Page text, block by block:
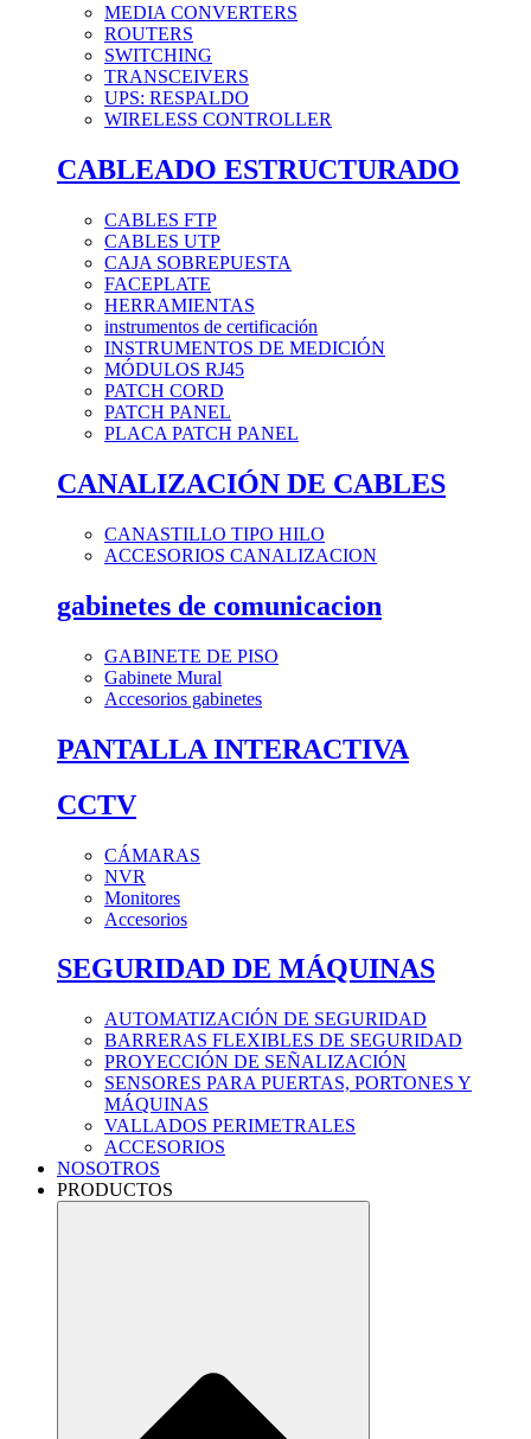
MEDIA CONVERTERS
ROUTERS
SWITCHING
TRANSCEIVERS
UPS: RESPALDO
WIRELESS CONTROLLER
CABLEADO ESTRUCTURADO
CABLES FTP
CABLES UTP
CAJA SOBREPUESTA
FACEPLATE
HERRAMIENTAS
instrumentos de certificación
INSTRUMENTOS DE MEDICIÓN
MÓDULOS RJ45
PATCH CORD
PATCH PANEL
PLACA PATCH PANEL
CANALIZACIÓN DE CABLES
CANASTILLO TIPO HILO
ACCESORIOS CANALIZACION
gabinetes de comunicacion
GABINETE DE PISO
Gabinete Mural
Accesorios gabinetes
PANTALLA INTERACTIVA
CCTV
CÁMARAS
NVR
Monitores
Accesorios
SEGURIDAD DE MÁQUINAS
AUTOMATIZACIÓN DE SEGURIDAD
BARRERAS FLEXIBLES DE SEGURIDAD
PROYECCIÓN DE SEÑALIZACIÓN
SENSORES PARA PUERTAS, PORTONES Y
MÁQUINAS
VALLADOS PERIMETRALES
ACCESORIOS
NOSOTROS
PRODUCTOS